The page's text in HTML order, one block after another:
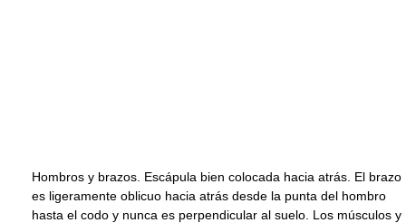
Hombros y brazos. Escápula bien colocada hacia atrás. El brazo
es ligeramente oblicuo hacia atrás desde la punta del hombro
hasta el codo y nunca es perpendicular al suelo. Los músculos y